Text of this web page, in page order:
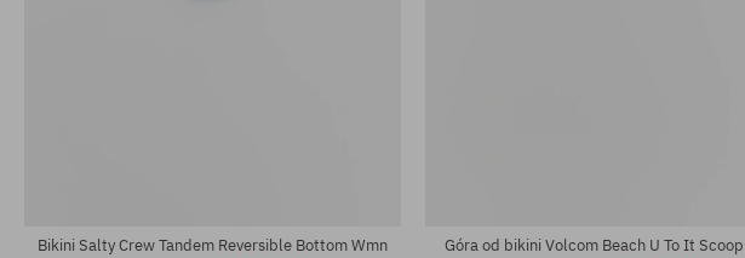
Bikini Salty Crew Tandem Reversible Bottom Wmn Góra od bikini Volcom Beach U To It